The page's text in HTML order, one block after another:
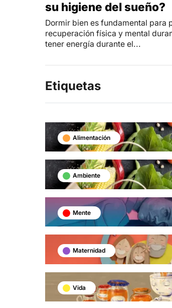
su higiene del sueño?
Dormir bien es fundamental para
recuperación física y mental
tener energía durante el...
Etiquetas
Alimentación
Ambiente
Mente
Maternidad
Vida